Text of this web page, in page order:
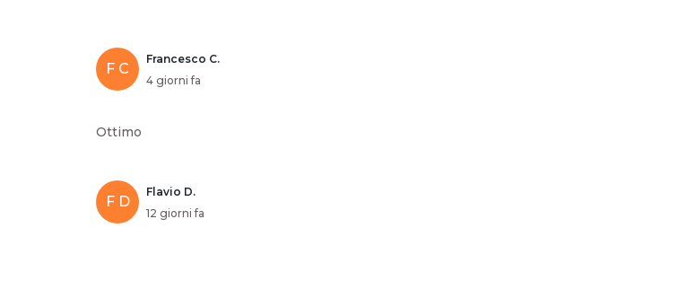
F C
Francesco C.
4 giorni fa
Ottimo
F D
Flavio D.
12 giorni fa